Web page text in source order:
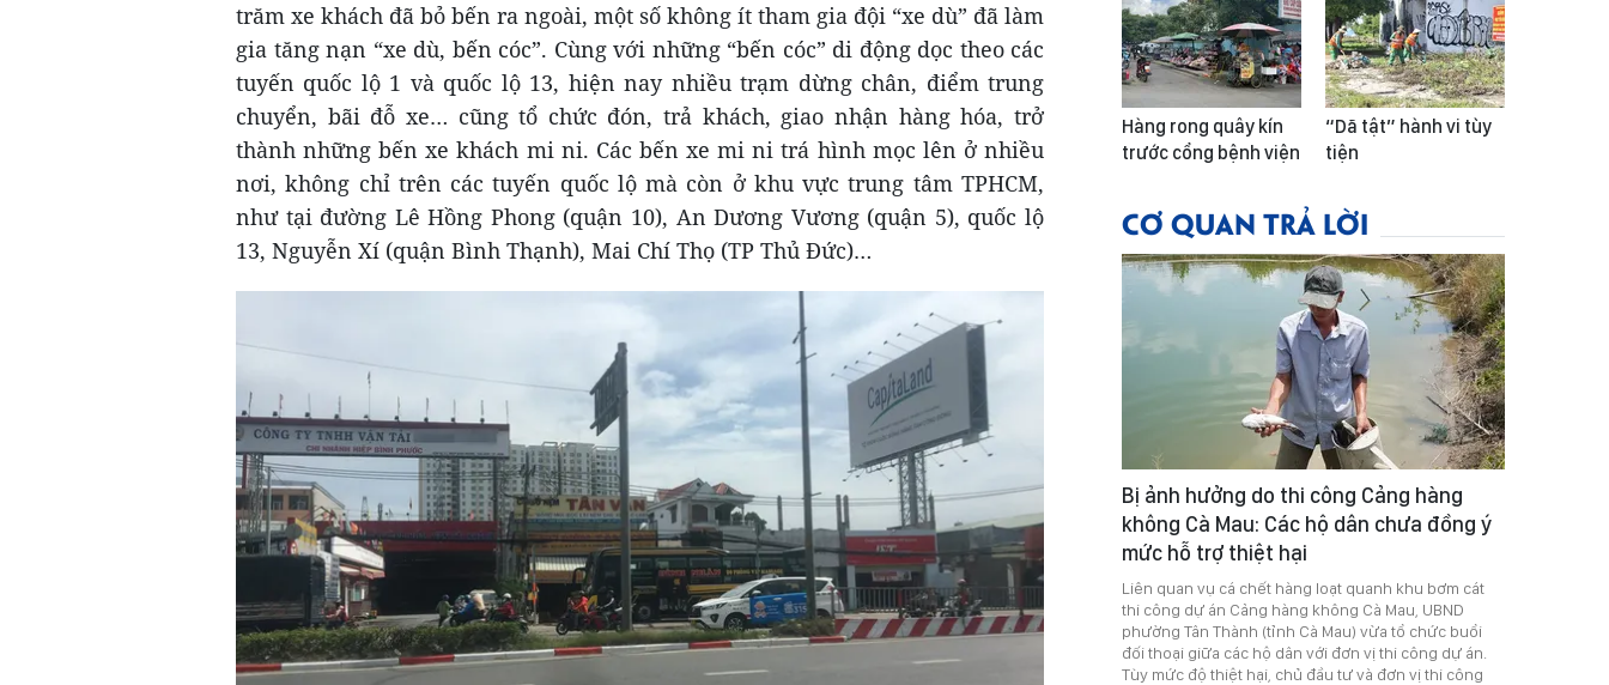
trăm xe khách đã bỏ bến ra ngoài, một số không ít tham gia đội “xe dù” đã làm
gia tăng nạn “xe dù, bến cóc”. Cùng với những “bến cóc” di động dọc theo các
tuyến quốc lộ 1 và quốc lộ 13, hiện nay nhiều trạm dừng chân, điểm trung
chuyển, bãi đỗ xe… cũng tổ chức đón, trả khách, giao nhận hàng hóa, trở
thành những bến xe khách mi ni. Các bến xe mi ni trá hình mọc lên ở nhiều
nơi, không chỉ trên các tuyến quốc lộ mà còn ở khu vực trung tâm TPHCM,
như tại đường Lê Hồng Phong (quận 10), An Dương Vương (quận 5), quốc lộ
13, Nguyễn Xí (quận Bình Thạnh), Mai Chí Thọ (TP Thủ Đức)…
Hàng rong quây kín
trước cổng bệnh viện
“Dã tật” hành vi tùy
tiện
CƠ QUAN TRẢ LỜI
Bị ảnh hưởng do thi công Cảng hàng
không Cà Mau: Các hộ dân chưa đồng ý
mức hỗ trợ thiệt hại
Liên quan vụ cá chết hàng loạt quanh khu bơm cát
thi công dự án Cảng hàng không Cà Mau, UBND
phường Tân Thành (tỉnh Cà Mau) vừa tổ chức buổi
đối thoại giữa các hộ dân với đơn vị thi công dự án.
Tùy mức độ thiệt hại, chủ đầu tư và đơn vị thi công